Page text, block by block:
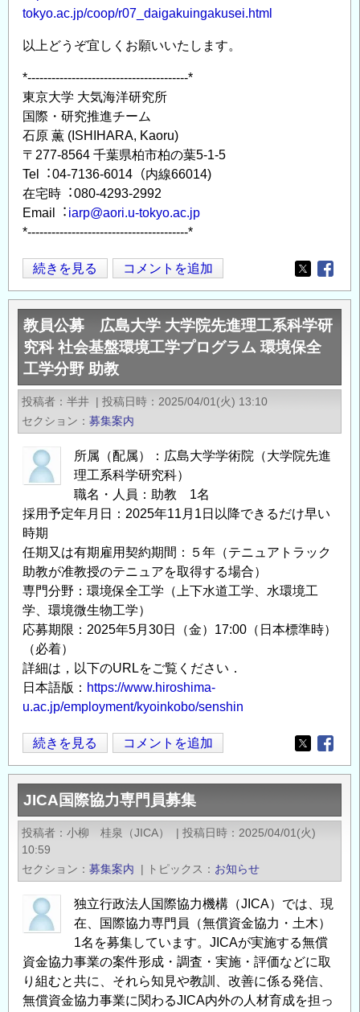
成
公
の
お
知
ら
せ
（締
切
6
月
15
日）
の
tokyo.ac.jp/coop/r07_daigakuingakusei.html
以上どうぞ宜しくお願いいたします。
*----------------------------------------*
東京⼤学 ⼤気海洋研究所
国際・研究推進チーム
⽯原 薫 (ISHIHARA, Kaoru)
〒277-8564 千葉県柏市柏の葉5-1-5
Tel︓04-7136-6014（内線66014)
在宅時︓080-4293-2992
Email︓ iarp@aori.u-tokyo.ac.jp
*----------------------------------------*
令
和
7
年
度
計
画
航
海
⼤
学
院
⽣
参
加
型
共
同
利
⽤
⼤
学
院
学
⽣
対
募
開
始
つ
い
の
続きを見る コメントを追加
Opens in
教員公募 広島大学 大学院先進理工系科学研
究科 社会基盤環境工学プログラム 環境保全
工学分野 助教
投稿者 半井 | 投稿日時
2025/04/01(火) 13:10
セクション
募集案内
所属（配属）：広島大学学術院（大学院先進
理工系科学研究科）
職名・人員：助教 1名
採用予定年月日：2025年11月1日以降できるだけ早い
時期
任期又は有期雇用契約期間：５年（テニュアトラック
助教が准教授のテニュアを取得する場合）
専門分野：環境保全工学（上下水道工学、水環境工
学、環境微生物工学）
応募期限：2025年5月30日（金）17:00（日本標準時）
（必着）
詳細は，以下のURLをご覧ください．
日本語版： https://www.hiroshima-
u.ac.jp/employment/kyoinkobo/senshin
教
員
公
募
広
島
大
学
大
学
先
進
理
続きを見る コメントを追加
Opens in
JICA国際協力専門員募集
投稿者 小柳 桂泉（JICA） | 投稿日時
2025/04/01(火)
10:59
セクション
募集案内 | トピックス お知らせ
独立行政法人国際協力機構（JICA）では、現
在、国際協力専門員（無償資金協力・土木）
1名を募集しています。JICAが実施する無償
資金協力事業の案件形成・調査・実施・評価などに取
り組むと共に、それら知見や教訓、改善に係る発信、
無償資金協力事業に関わるJICA内外の人材育成を担っ